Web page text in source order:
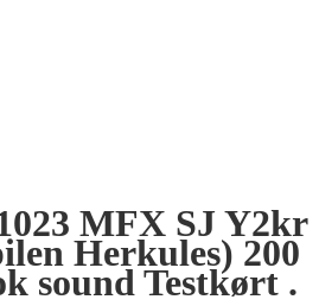
MFX SJ Y2kr
Herkules) 200
sound Testkørt .